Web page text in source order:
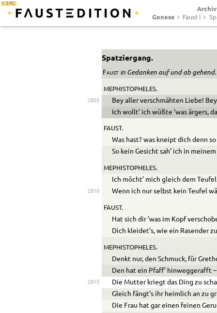
1.3 RC
Archiv
Genese
Faust I
Spatziergang.
Faustin Gedanken auf und ab
MEPHISTOPHELES.
2805
Bey aller verschmähten Liebe!
Ich wollt’ ich wüßte ’was ärgers,
FAUST.
Was hast? was kneipt dich denn so
So kein Gesicht sah’ ich in
MEPHISTOPHELES.
Ich möcht’ mich gleich dem
2810 Wenn ich nur selbst kein Teufel
FAUST.
Hat sich dir ’was im Kopf
Dich kleidet’s, wie ein Rasender
MEPHISTOPHELES.
Denkt nur, den Schmuck, für
Den hat ein Pfaff’ hinweggerafft –
2815
Die Mutter kriegt das Ding zu
Gleich fängt’s ihr heimlich an zu
Die Frau hat gar einen feinen